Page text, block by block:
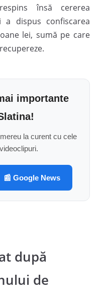
însă cererea
dispus confiscarea
lei, sumă pe care
importante
la curent cu cele
📰 Google News
după
de